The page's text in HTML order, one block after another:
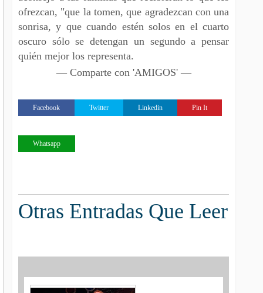
ofrezcan, "que la tomen, que agradezcan con una
sonrisa, y que cuando estén solos en el cuarto
oscuro sólo se detengan un segundo a pensar
quién mejor los representa.
— Comparte con 'AMIGOS' —
Facebook Twitter Linkedin Pin It
Whatsapp
Otras Entradas Que Leer